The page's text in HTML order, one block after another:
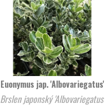
Euonymus jap. 'Albovariegatus'
Brslen japonský 'Albovariegatus'